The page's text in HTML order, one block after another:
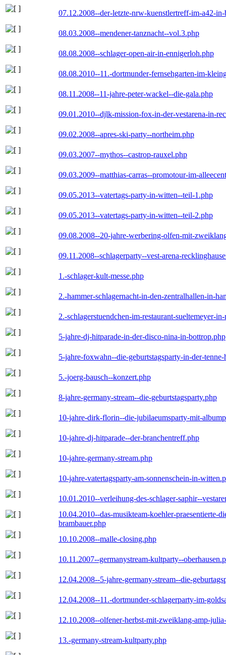
07.12.2008--der-letzte-nrw-kuenstlertreff-im-a42-
08.03.2008--mendener-tanznacht--vol.3.php
08.08.2008--schlager-open-air-in-ennigerloh.php
08.08.2010--11.-dortmunder-fernsehgarten-im-
08.11.2008--11-jahre-peter-wackel--die-gala.php
09.01.2010--djlk-mission-fox-in-der-vestarena-in-
09.02.2008--apres-ski-party--northeim.php
09.03.2007--mythos--castrop-rauxel.php
09.03.2009--matthias-carras--promotour-im-
09.05.2013--vatertags-party-in-witten--teil-1.php
09.05.2013--vatertags-party-in-witten--teil-2.php
09.08.2008--20-jahre-werbering-olfen-mit-
09.11.2008--schlagerparty--vest-arena-
1.-schlager-kult-messe.php
2.-hammer-schlagernacht-in-den-zentralhallen-in-
2.-schlagerstuendchen-im-restaurant-sueltemeyer-
5-jahre-dj-hitparade-in-der-disco-nina-in-bottrop.php
5-jahre-foxwahn--die-geburtstagsparty-in-der-tenne-
5.-joerg-bausch--konzert.php
8-jahre-germany-stream--die-geburtstagsparty.php
10-jahre-dirk-florin--die-jubilaeumsparty-mit-
10-jahre-dj-hitparade--der-branchentreff.php
10-jahre-germany-stream.php
10-jahre-vatertagsparty-am-sonnenschein-in-
10.01.2010--verleihung-des-schlager-saphir--
10.04.2010--das-musikteam-koehler-praesentierte-
brambauer.php
10.10.2008--malle-closing.php
10.11.2007--germanystream-kultparty--
12.04.2008--5-jahre-germany-stream--die-
12.04.2008--11.-dortmunder-schlagerparty-im-
12.10.2008--olfener-herbst-mit-zweiklang-amp-
13.-germany-stream-kultparty.php